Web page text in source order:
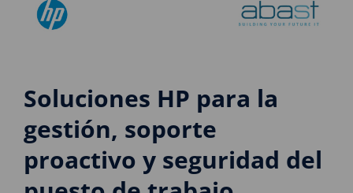
Soluciones HP para la
gestión, soporte
proactivo y seguridad del